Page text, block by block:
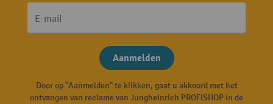
E-mail
Aanmelden
Door op "Aanmelden" te klikken, gaat u akkoord met het
ontvangen van reclame van Jungheinrich PROFISHOP in de